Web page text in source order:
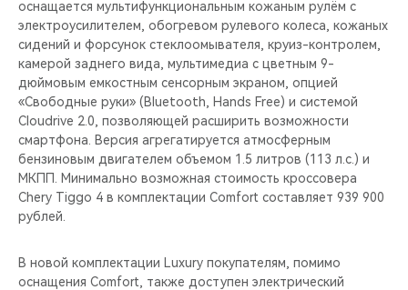
оснащается мультифункциональным кожаным рулём c
электроусилителем, обогревом рулевого колеса, кожаных
сидений и форсунок стеклоомывателя, круиз-контролем,
камерой заднего вида, мультимедиа с цветным 9-
дюймовым емкостным сенсорным экраном, опцией
«Свободные руки» (Bluetooth, Hands Free) и системой
Cloudrive 2.0, позволяющей расширить возможности
смартфона. Версия агрегатируется атмосферным
бензиновым двигателем объемом 1.5 литров (113 л.с.) и
МКПП. Минимально возможная стоимость кроссовера
Chery Tiggo 4 в комплектации Comfort составляет 939 900
рублей.
В новой комплектации Luxury покупателям, помимо
оснащения Comfort, также доступен электрический